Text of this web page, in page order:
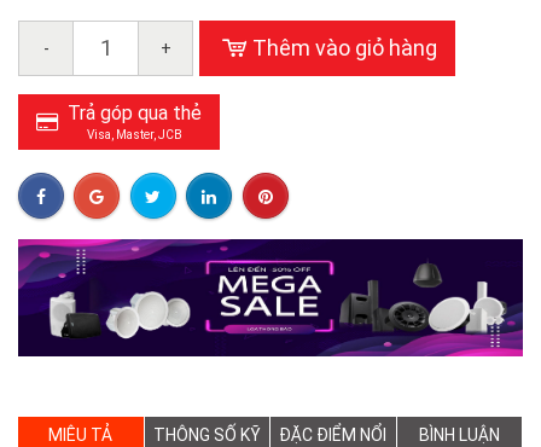
- + Thêm vào giỏ hàng
Trả góp qua thẻ
Visa, Master, JCB
MIÊU TẢ
THÔNG SỐ KỸ
ĐẶC ĐIỂM NỔI
BÌNH LUẬN